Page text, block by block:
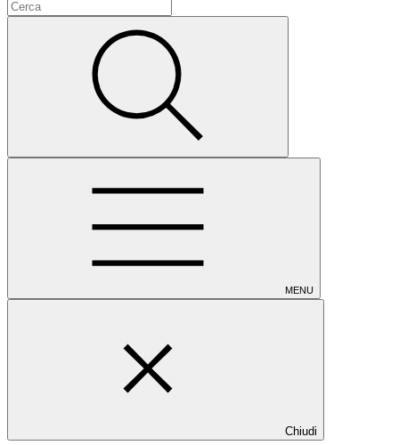
MENU
Chiudi